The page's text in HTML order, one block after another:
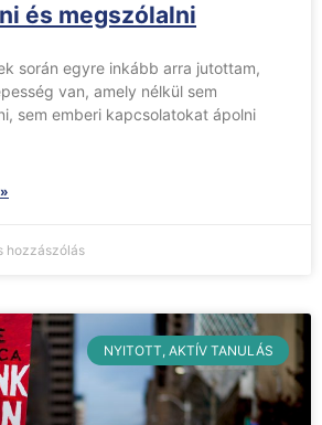
és megszólalni
során egyre inkább arra jutottam,
van, amely nélkül sem
sem emberi kapcsolatokat ápolni
hozzászólás
NYITOTT, AKTÍV TANULÁS